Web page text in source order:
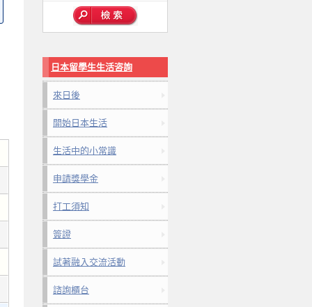
日本留學生生活咨詢
來日後
開始日本生活
生活中的小常識
申請獎學金
打工須知
簽證
試著融入交流活動
諮詢櫃台